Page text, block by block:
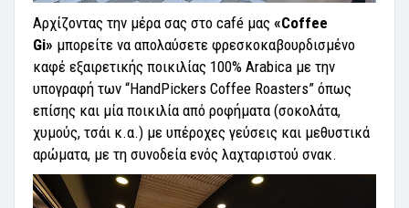
Αρχίζοντας την μέρα σας στο café μας «Coffee
Gi» μπορείτε να απολαύσετε φρεσκοκαβουρδισμένο
καφέ εξαιρετικής ποικιλίας 100% Arabica με την
υπογραφή των “HandPickers Coffee Roasters” όπως
επίσης και μία ποικιλία από ροφήματα (σοκολάτα,
χυμούς, τσάι κ.α.) με υπέροχες γεύσεις και μεθυστικά
αρώματα, με τη συνοδεία ενός λαχταριστού σνακ.